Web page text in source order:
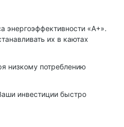
энергоэффективности «А+».
их в каютах
низкому потреблению
инвестиции быстро